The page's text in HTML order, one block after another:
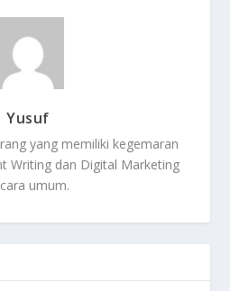
Yusuf
yang memiliki kegemaran
Writing dan Digital Marketing
umum.